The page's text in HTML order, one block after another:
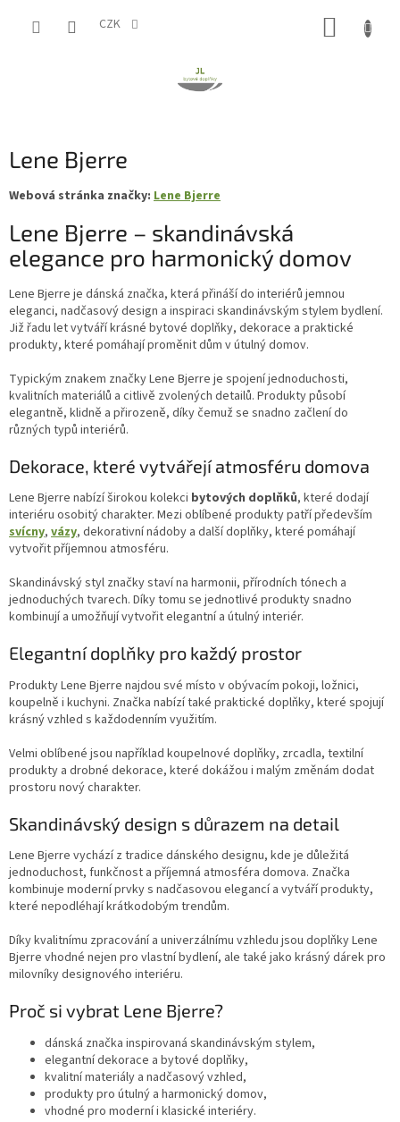
CZK
Lene Bjerre
Webová stránka značky: Lene Bjerre
Lene Bjerre – skandinávská
elegance pro harmonický domov
Lene Bjerre je dánská značka, která přináší do interiérů jemnou
eleganci, nadčasový design a inspiraci skandinávským stylem bydlení.
Již řadu let vytváří krásné bytové doplňky, dekorace a praktické
produkty, které pomáhají proměnit dům v útulný domov.
Typickým znakem značky Lene Bjerre je spojení jednoduchosti,
kvalitních materiálů a citlivě zvolených detailů. Produkty působí
elegantně, klidně a přirozeně, díky čemuž se snadno začlení do
různých typů interiérů.
Dekorace, které vytvářejí atmosféru domova
Lene Bjerre nabízí širokou kolekci bytových doplňků, které dodají
interiéru osobitý charakter. Mezi oblíbené produkty patří především
svícny, vázy, dekorativní nádoby a další doplňky, které pomáhají
vytvořit příjemnou atmosféru.
Skandinávský styl značky staví na harmonii, přírodních tónech a
jednoduchých tvarech. Díky tomu se jednotlivé produkty snadno
kombinují a umožňují vytvořit elegantní a útulný interiér.
Elegantní doplňky pro každý prostor
Produkty Lene Bjerre najdou své místo v obývacím pokoji, ložnici,
koupelně i kuchyni. Značka nabízí také praktické doplňky, které spojují
krásný vzhled s každodenním využitím.
Velmi oblíbené jsou například koupelnové doplňky, zrcadla, textilní
produkty a drobné dekorace, které dokážou i malým změnám dodat
prostoru nový charakter.
Skandinávský design s důrazem na detail
Lene Bjerre vychází z tradice dánského designu, kde je důležitá
jednoduchost, funkčnost a příjemná atmosféra domova. Značka
kombinuje moderní prvky s nadčasovou elegancí a vytváří produkty,
které nepodléhají krátkodobým trendům.
Díky kvalitnímu zpracování a univerzálnímu vzhledu jsou doplňky Lene
Bjerre vhodné nejen pro vlastní bydlení, ale také jako krásný dárek pro
milovníky designového interiéru.
Proč si vybrat Lene Bjerre?
dánská značka inspirovaná skandinávským stylem,
elegantní dekorace a bytové doplňky,
kvalitní materiály a nadčasový vzhled,
produkty pro útulný a harmonický domov,
vhodné pro moderní i klasické interiéry.